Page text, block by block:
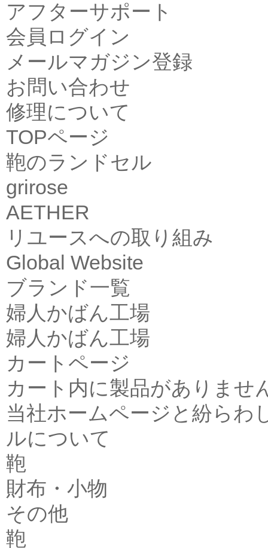
アフターサポート
会員ログイン
メールマガジン登録
お問い合わせ
修理について
TOPページ
鞄のランドセル
grirose
AETHER
リユースへの取り組み
Global Website
ブランド一覧
婦人かばん工場
婦人かばん工場
カートページ
カート内に製品がありませ
当社ホームページと紛らわ
ルについて
鞄
財布・小物
その他
鞄